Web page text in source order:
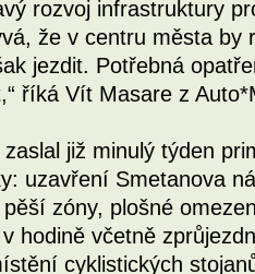
rozvoj infrastruktury
že v centru města by
jezdit. Potřebná
říká Vít Masare z
již minulý týden
uzavření Smetanova
zóny, plošné
v hodině včetně
cyklistických